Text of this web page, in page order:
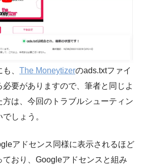
、 The Moneytizerのads.txtファイ
要がありますので、筆者と同じよ
方は、今回のトラブルシューティン
しょう。
アドセンス同様に表示されるほど
おり、Googleアドセンスと組み